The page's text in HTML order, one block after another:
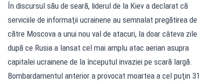
În discursul său de seară, liderul de la Kiev a declarat că
serviciile de informaţii ucrainene au semnalat pregătirea de
către Moscova a unui nou val de atacuri, la doar câteva zile
după ce Rusia a lansat cel mai amplu atac aerian asupra
capitalei ucrainene de la începutul invaziei pe scară largă.
Bombardamentul anterior a provocat moartea a cel puţin 31